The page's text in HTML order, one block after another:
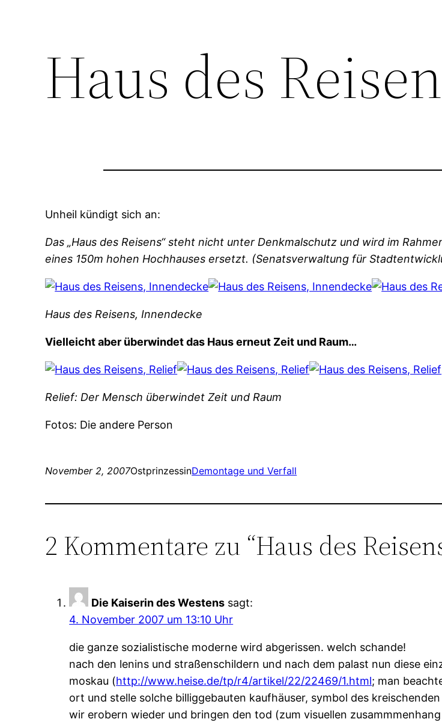
Haus des
Unheil kündigt sich an:
Das „Haus des Reisens“ steht nicht unter Denkmalschutz und wird im
eines 150m hohen Hochhauses ersetzt. (Senatsverwaltung für
Haus des Reisens, Innendecke
Vielleicht aber überwindet das Haus erneut Zeit und Raum…
Relief: Der Mensch überwindet Zeit und Raum
Fotos: Die andere Person
November 2, 2007OstprinzessinDemontage und Verfall
2 Kommentare zu “Haus des
Die Kaiserin des Westens sagt:
4. November 2007 um 13:10 Uhr
die ganze sozialistische moderne wird abgerissen. welch schande!
nach den lenins und straßenschildern und nach dem palast nun diese
moskau (http://www.heise.de/tp/r4/artikel/22/22469/1.html; man
ort und stelle solche billiggebauten kaufhäuser, symbol des
wir erobern wieder und bringen den tod (zum visuellen